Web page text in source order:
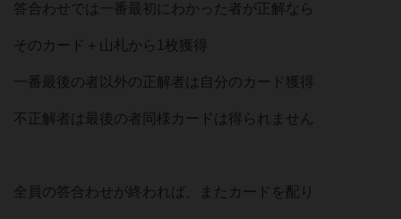
答合わせでは一番最初にわかった者が正解なら
そのカード＋山札から1枚獲得
一番最後の者以外の正解者は自分のカード獲得
不正解者は最後の者同様カードは得られません
全員の答合わせが終われば、またカードを配り